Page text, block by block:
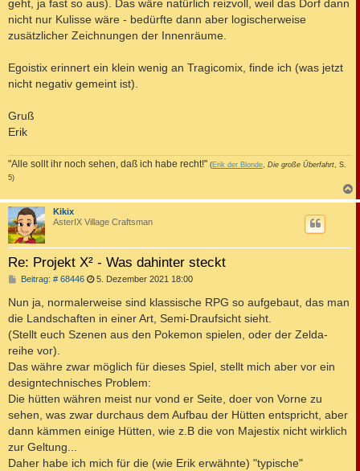
geht, ja fast so aus). Das wäre natürlich reizvoll, weil das Dorf dann
nicht nur Kulisse wäre - bedürfte dann aber logischerweise
zusätzlicher Zeichnungen der Innenräume.
Egoistix erinnert ein klein wenig an Tragicomix, finde ich (was jetzt
nicht negativ gemeint ist).
Gruß
Erik
"Alle sollt ihr noch sehen, daß ich habe recht!" (Erik der Blonde, Die große Überfahrt, S.
5)
a
Kikix
AsterIX Village Craftsman
Re: Projekt X² - Was dahinter steckt
Beitrag: # 68446B
i
t
r
g
5. Dezember 2021 18:00
Nun ja, normalerweise sind klassische RPG so aufgebaut, das man
die Landschaften in einer Art, Semi-Draufsicht sieht.
(Stellt euch Szenen aus den Pokemon spielen, oder der Zelda-
reihe vor).
Das währe zwar möglich für dieses Spiel, stellt mich aber vor ein
designtechnisches Problem:
Die hütten währen meist nur vond er Seite, doer von Vorne zu
sehen, was zwar durchaus dem Aufbau der Hütten entspricht, aber
dann kämmen einige Hütten, wie z.B die von Majestix nicht wirklich
zur Geltung...
Daher habe ich mich für die (wie Erik erwähnte) "typische"